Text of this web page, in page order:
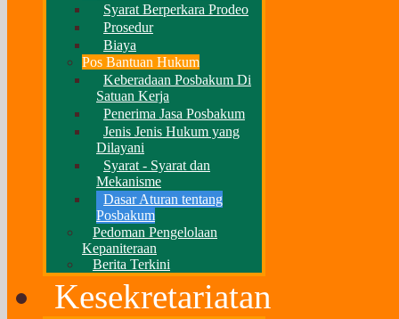
Syarat Berperkara Prodeo
Prosedur
Biaya
Pos Bantuan Hukum
Keberadaan Posbakum Di
Satuan Kerja
Penerima Jasa Posbakum
Jenis Jenis Hukum yang
Dilayani
Syarat - Syarat dan
Mekanisme
Dasar Aturan tentang
Posbakum
Pedoman Pengelolaan
Kepaniteraan
Berita Terkini
Kesekretariatan